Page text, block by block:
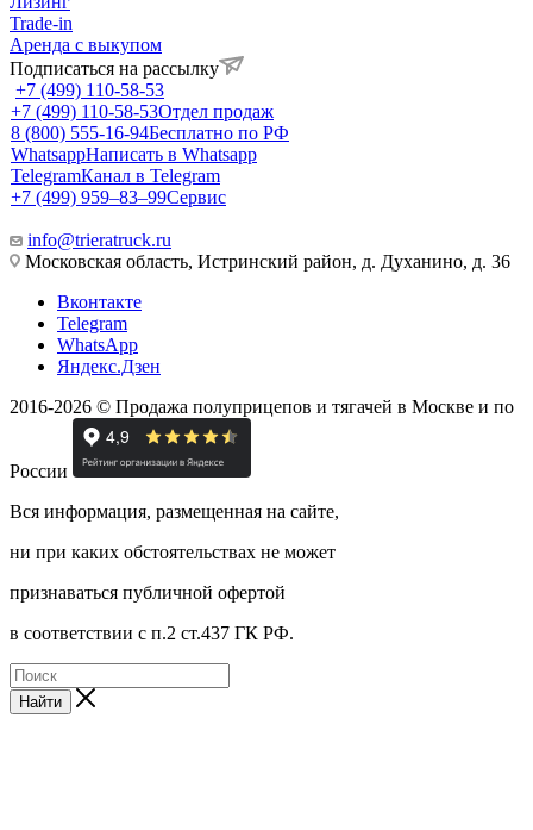
Trade-in
Аренда с выкупом
Подписаться на рассылку
+7 (499) 110-58-53
+7 (499) 110-58-53Отдел продаж
8 (800) 555-16-94Бесплатно по РФ
WhatsappНаписать в Whatsapp
TelegramКанал в Telegram
+7 (499) 959‒83‒99Сервис
info@trieratruck.ru
Московская область, Истринский район, д. Духанино, д. 36
Вконтакте
Telegram
WhatsApp
Яндекс.Дзен
2016-2026 © Продажа полуприцепов и тягачей в Москве и по
России
Вся информация, размещенная на сайте,
ни при каких обстоятельствах не может
признаваться публичной офертой
в соответствии с п.2 ст.437 ГК РФ.
Найти